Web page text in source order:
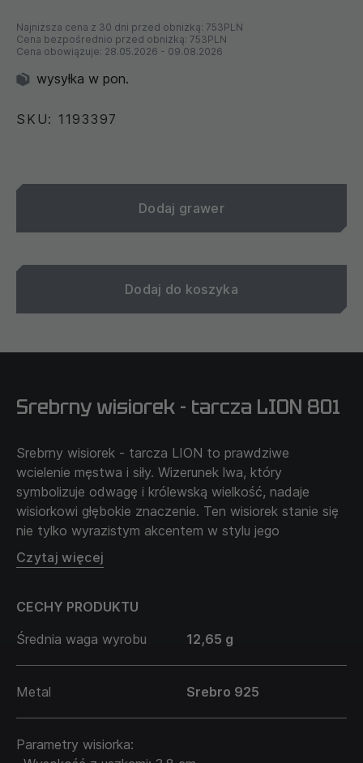
Najniższa cena z 30 dni przed obniżką: 753PLN
Cena bezpośrednio przed obniżką: 753PLN
Cena obowiązuje: 28.05.2026 - 09.08.2026
wysyłka w pon.
SKU: 1193397
Dodaj grawer
Dodaj do koszyka
Srebrny wisiorek - tarcza LION 801
Srebrny wisiorek - tarcza LION to prawdziwe
wcielenie męstwa i siły. Wizerunek lwa, który
symbolizuje odwagę i królewską wielkość, nadaje
wisiorkowi głębokie znaczenie. Ten wisiorek stanie się
nie tylko wyrazistym akcentem w stylu jego
właściciela, ale także symbolem przywództwa i
odwagi. Idealny dla tych, którzy cenią siłę ducha i
Łańcuszek sprzedawany jest oddzielnie i nie wchodzi
w cenę produktu.
Czytaj więcej
CECHY PRODUKTU
Średnia waga wyrobu
12,65 g
Metal Srebro 925
Parametry wisiorka: